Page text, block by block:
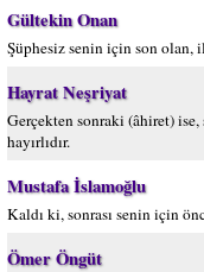
Gültekin Onan
Şüphesiz senin için son olan,
Hayrat Neşriyat
Gerçekten sonraki (âhiret)
hayırlıdır.
Mustafa İslamoğlu
Kaldı ki, sonrası senin için
Ömer Öngüt